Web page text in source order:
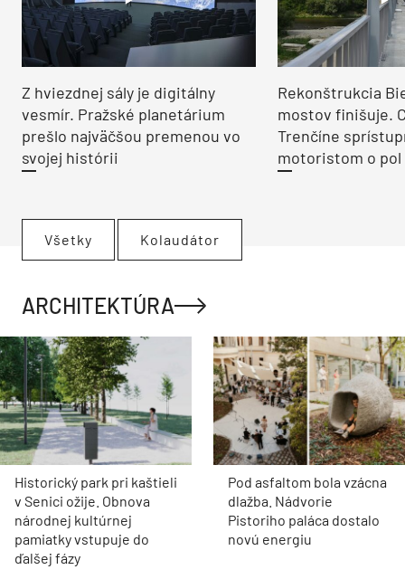
Z hviezdnej sály je digitálny
vesmír. Pražské planetárium
prešlo najväčšou premenou vo
svojej histórii
Rekonštrukcia
mostov finišuje.
Trenčíne
motoristom o pol
Všetky Kolaudátor
ARCHITEKTÚRA
Historický park pri kaštieli
v Senici ožije. Obnova
národnej kultúrnej
pamiatky vstupuje do
ďalšej fázy
Pod asfaltom bola vzácna
dlažba. Nádvorie
Pistoriho paláca dostalo
novú energiu